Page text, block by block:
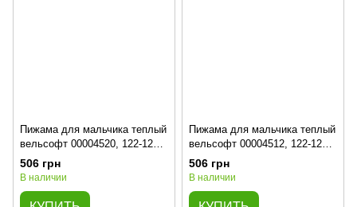
Пижама для мальчика теплый
вельсофт 00004520, 122-128
см, 6-7 лет
506 грн
В наличии
Пижама для мальчика теплый
вельсофт 00004512, 122-128
см, 6-7 лет
506 грн
В наличии